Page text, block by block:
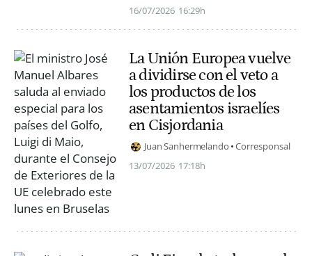
16/07/2026 16:29h
La Unión Europea vuelve
a dividirse con el veto a
los productos de los
asentamientos israelíes
en Cisjordania
Juan Sanhermelando Corresponsal
13/07/2026 17:18h